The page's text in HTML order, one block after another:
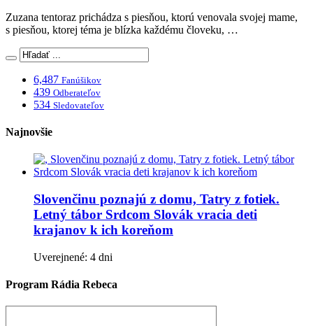
Zuzana tentoraz prichádza s piesňou, ktorú venovala svojej mame,
s piesňou, ktorej téma je blízka každému človeku, …
6,487 Fanúšikov
439 Odberateľov
534 Sledovateľov
Najnovšie
Slovenčinu poznajú z domu, Tatry z fotiek.
Letný tábor Srdcom Slovák vracia deti
krajanov k ich koreňom
Uverejnené: 4 dni
Program Rádia Rebeca